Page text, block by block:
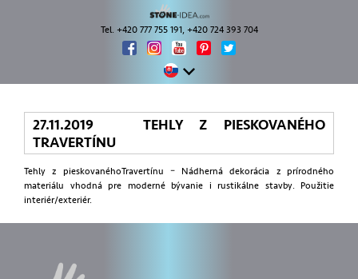
Tel. +420 777 755 191, +420 724 393 704
27.11.2019 TEHLY Z PIESKOVANÉHO
TRAVERTÍNU
Tehly z pieskovanéhoTravertínu – Nádherná dekorácia z prírodného
materiálu vhodná pre moderné bývanie i rustikálne stavby. Použitie
interiér/exteriér.